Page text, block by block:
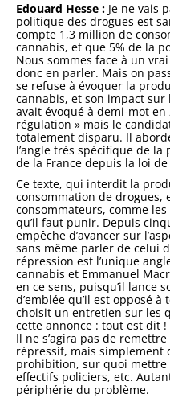
Edouard Hesse : Je ne vais
politique des drogues est
compte 1,3 million de
cannabis, et que 5% de la
Nous sommes face à un
donc en parler. Mais on
se refuse à évoquer la
cannabis, et son impact sur
avait évoqué à demi-mot en
régulation » mais le
totalement disparu. Il
l’angle très spécifique de
de la France depuis la loi de
Ce texte, qui interdit la
consommation de drogues,
consommateurs, comme
qu’il faut punir. Depuis
empêche d’avancer sur
sans même parler de celui
répression est l’unique
cannabis et Emmanuel
en ce sens, puisqu’il lance
d’emblée qu’il est opposé
choisit un entretien sur les
cette annonce : tout est dit
Il ne s’agira pas de
répressif, mais simplement
prohibition, sur quoi mettre
effectifs policiers, etc.
périphérie du problème.